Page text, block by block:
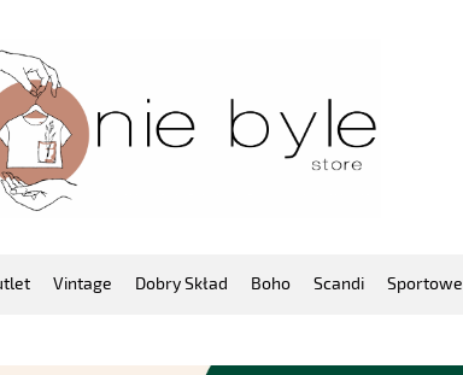
Vintage Dobry Skład Boho Scandi Sportowe